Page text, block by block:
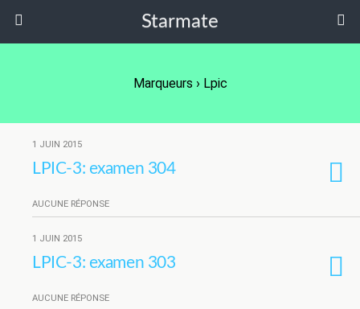
Starmate
Marqueurs › Lpic
1 JUIN 2015
LPIC-3: examen 304
AUCUNE RÉPONSE
1 JUIN 2015
LPIC-3: examen 303
AUCUNE RÉPONSE